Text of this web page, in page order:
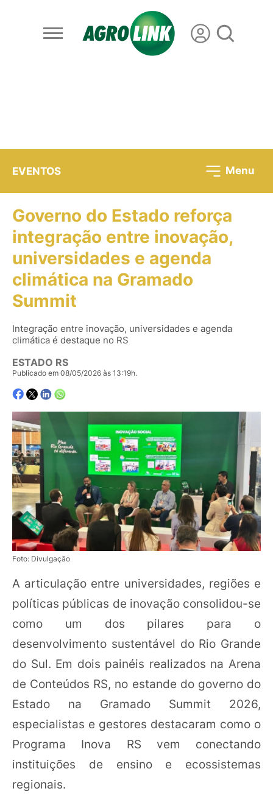
EVENTOS Menu
Governo do Estado reforça
integração entre inovação,
universidades e agenda
climática na Gramado
Summit
Integração entre inovação, universidades e agenda
climática é destaque no RS
ESTADO RS
Publicado em 08/05/2026 às 13:19h.
Foto: Divulgação
A articulação entre universidades, regiões e
políticas públicas de inovação consolidou-se
como um dos pilares para o
desenvolvimento sustentável do Rio Grande
do Sul. Em dois painéis realizados na Arena
de Conteúdos RS, no estande do governo do
Estado na Gramado Summit 2026,
especialistas e gestores destacaram como o
Programa Inova RS vem conectando
instituições de ensino e ecossistemas
regionais.